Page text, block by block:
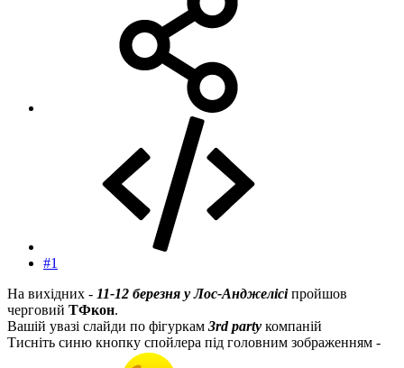
#1
На вихідних - 11-12 березня у Лос-Анджелісіпройшов
черговий ТФкон.
Вашій увазі слайди по фігуркам 3rd party компаній
Тисніть синю кнопку спойлера під головним зображенням -